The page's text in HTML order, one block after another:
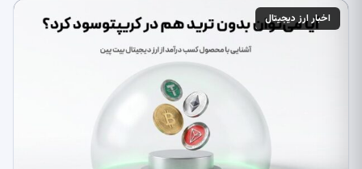
اخبار ارز دیجیتال